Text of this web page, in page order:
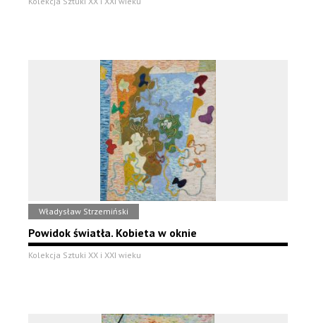
Władysław Strzemiński
Powidok światła. Kobieta w oknie
Kolekcja Sztuki XX i XXI wieku